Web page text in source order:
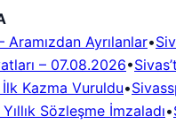
Aramızdan Ayrılanlar•
– 07.08.2026•
Kazma Vuruldu•
Sözleşme İmzaladı•